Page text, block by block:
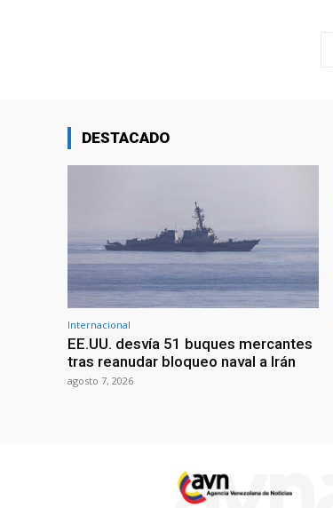
DESTACADO
Internacional
EE.UU. desvía 51 buques mercantes
tras reanudar bloqueo naval a Irán
agosto 7, 2026